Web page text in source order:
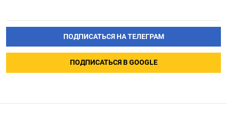
ПОДПИСАТЬСЯ НА ТЕЛЕГРАМ
ПОДПИСАТЬСЯ В GOOGLE